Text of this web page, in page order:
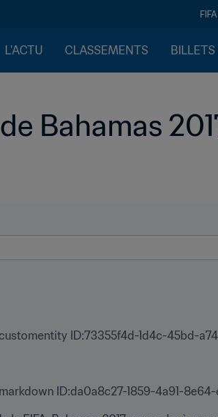
L'ACTU CLASSEMENTS
Bahamas
ID:73355f4d-1d4c-45bd-
ID:da0a8c27-1859-4a91-